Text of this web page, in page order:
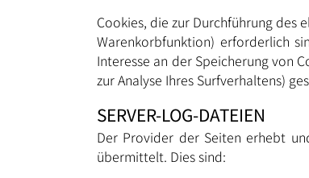
Cookies, die zur Durchführung des
Warenkorbfunktion) erforderlich
Interesse an der Speicherung von
zur Analyse Ihres Surfverhaltens)
SERVER-LOG-DATEIEN
Der Provider der Seiten erhebt
übermittelt. Dies sind: